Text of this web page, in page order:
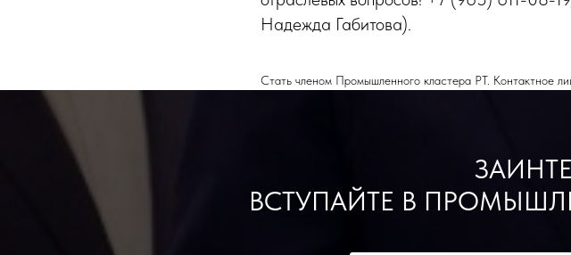
Надежда Габитова).
Стать членом Промышленного кластера РТ. Контактное
ВСТУПАЙТЕ В